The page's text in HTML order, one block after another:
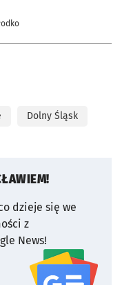
Dolny Śląsk
dzieje się we
z
News!